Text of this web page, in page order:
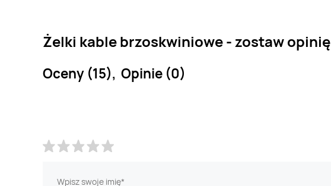
Żelki kable brzoskwiniowe - zostaw opinię
Oceny (15), Opinie (0)